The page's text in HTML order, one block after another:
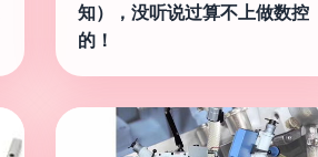
知），没听说过算不上做数控
的！